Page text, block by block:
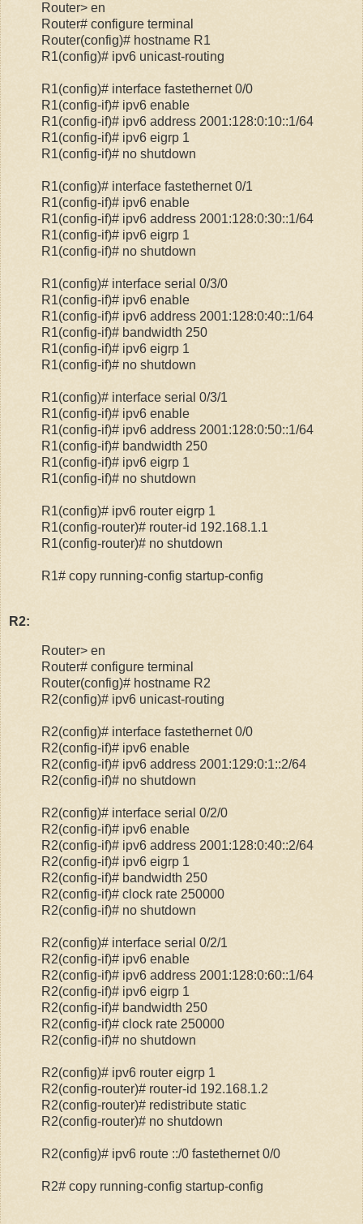
Router> en
Router# configure terminal
Router(config)# hostname R1
R1(config)# ipv6 unicast-routing
R1(config)# interface fastethernet 0/0
R1(config-if)# ipv6 enable
R1(config-if)# ipv6 address 2001:128:0:10::1/64
R1(config-if)# ipv6 eigrp 1
R1(config-if)# no shutdown
R1(config)# interface fastethernet 0/1
R1(config-if)# ipv6 enable
R1(config-if)# ipv6 address 2001:128:0:30::1/64
R1(config-if)# ipv6 eigrp 1
R1(config-if)# no shutdown
R1(config)# interface serial 0/3/0
R1(config-if)# ipv6 enable
R1(config-if)# ipv6 address 2001:128:0:40::1/64
R1(config-if)# bandwidth 250
R1(config-if)# ipv6 eigrp 1
R1(config-if)# no shutdown
R1(config)# interface serial 0/3/1
R1(config-if)# ipv6 enable
R1(config-if)# ipv6 address 2001:128:0:50::1/64
R1(config-if)# bandwidth 250
R1(config-if)# ipv6 eigrp 1
R1(config-if)# no shutdown
R1(config)# ipv6 router eigrp 1
R1(config-router)# router-id 192.168.1.1
R1(config-router)# no shutdown
R1# copy running-config startup-config
R2:
Router> en
Router# configure terminal
Router(config)# hostname R2
R2(config)# ipv6 unicast-routing
R2(config)# interface fastethernet 0/0
R2(config-if)# ipv6 enable
R2(config-if)# ipv6 address 2001:129:0:1::2/64
R2(config-if)# no shutdown
R2(config)# interface serial 0/2/0
R2(config-if)# ipv6 enable
R2(config-if)# ipv6 address 2001:128:0:40::2/64
R2(config-if)# ipv6 eigrp 1
R2(config-if)# bandwidth 250
R2(config-if)# clock rate 250000
R2(config-if)# no shutdown
R2(config)# interface serial 0/2/1
R2(config-if)# ipv6 enable
R2(config-if)# ipv6 address 2001:128:0:60::1/64
R2(config-if)# ipv6 eigrp 1
R2(config-if)# bandwidth 250
R2(config-if)# clock rate 250000
R2(config-if)# no shutdown
R2(config)# ipv6 router eigrp 1
R2(config-router)# router-id 192.168.1.2
R2(config-router)# redistribute static
R2(config-router)# no shutdown
R2(config)# ipv6 route ::/0 fastethernet 0/0
R2# copy running-config startup-config